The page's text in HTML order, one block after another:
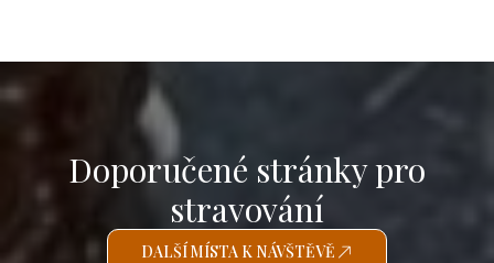
Doporučené stránky pro
stravování
DALŠÍ MÍSTA K NÁVŠTĚVĚ